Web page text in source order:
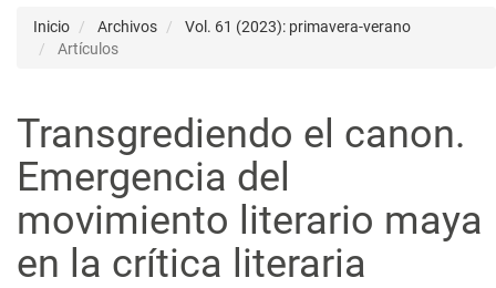
Inicio Archivos
Vol. 61 (2023): primavera-verano
Artículos
Transgrediendo el canon.
Emergencia del
movimiento literario maya
en la crítica literaria